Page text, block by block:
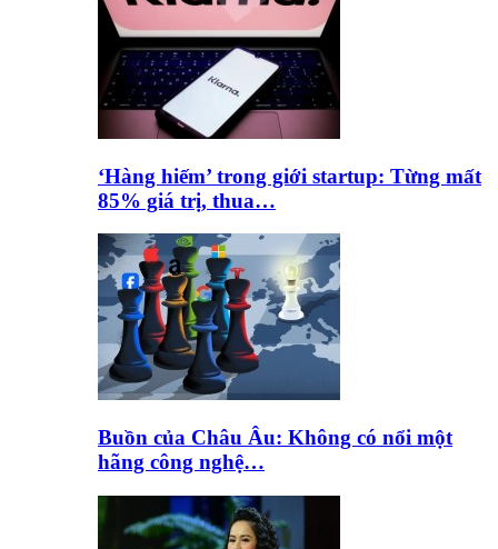
‘Hàng hiếm’ trong giới startup: Từng mất
85% giá trị, thua…
Buồn của Châu Âu: Không có nổi một
hãng công nghệ…